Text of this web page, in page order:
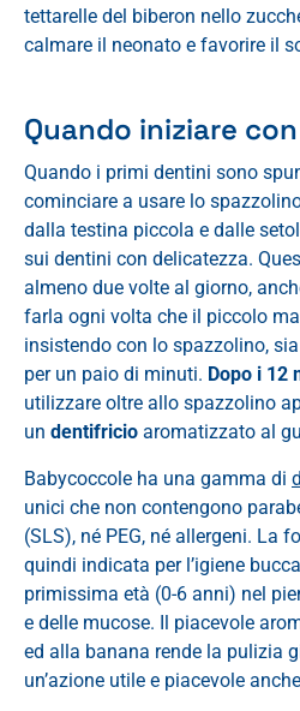
tettarelle del biberon nello
calmare il neonato e favorire il
Quando iniziare
Quando i primi dentini sono
cominciare a usare lo
dalla testina piccola e dalle
sui dentini con delicatezza.
almeno due volte al giorno,
farla ogni volta che il piccolo
insistendo con lo spazzolino,
per un paio di minuti. Dopo i 12
utilizzare oltre allo spazzolino
un dentifricio aromatizzato al
Babycoccole ha una gamma di
unici che non contengono
(SLS), né PEG, né allergeni. La
quindi indicata per l’igiene
primissima età (0-6 anni) nel
e delle mucose. Il piacevole
ed alla banana rende la pulizia
un’azione utile e piacevole